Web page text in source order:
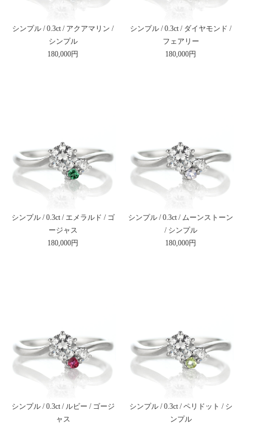
シンプル / 0.3ct / アクアマリン /
シンプル
180,000円
シンプル / 0.3ct / ダイヤモンド /
フェアリー
180,000円
シンプル / 0.3ct / エメラルド / ゴ
ージャス
180,000円
シンプル / 0.3ct / ムーンストーン
/ シンプル
180,000円
シンプル / 0.3ct / ルビー / ゴージ
ャス
シンプル / 0.3ct / ペリドット / シ
ンプル